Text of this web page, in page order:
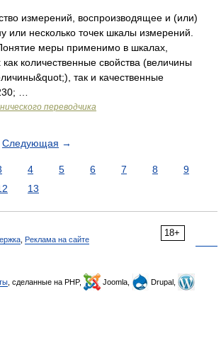
измерений, воспроизводящее и (или)
или несколько точек шкалы измерений.
меры применимо в шкалах,
количественные свойства (величины
так и качественные
…
переводчика
Следующая →
4 5 6 7 8
9
13
18+
Реклама на сайте
, сделанные на PHP, Joomla,
Drupal,